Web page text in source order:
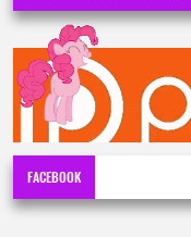
FACEBOOK